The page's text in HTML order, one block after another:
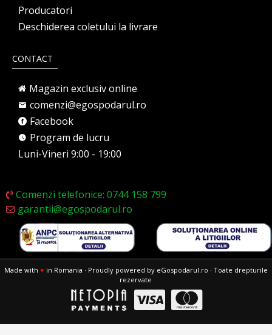
Producatori
Deschiderea coletului la livrare
CONTACT
Magazin exclusiv online
comenzi@egospodarul.ro
Facebook
Program de lucru
Luni-Vineri 9:00 - 19:00
Comenzi telefonice: 0744 158 799
garantii@egospodarul.ro
Made with ♥ in Romania · Proudly powered by eGospodarul.ro · Toate drepturile
rezervate